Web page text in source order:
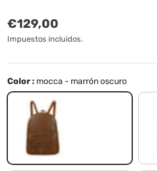
Precio normal
€129,00
Impuestos incluidos.
Color : mocca - marrón oscuro
mocca - marrón oscuro